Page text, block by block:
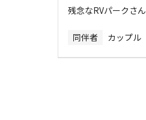
残念なRVパークさん
同伴者 カップル